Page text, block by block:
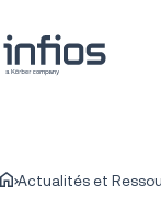
Actualités et